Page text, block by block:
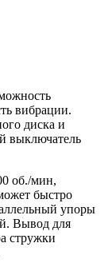
вибрации.
диска и
выключатель
об./мин,
быстро
упоры
Вывод для
стружки